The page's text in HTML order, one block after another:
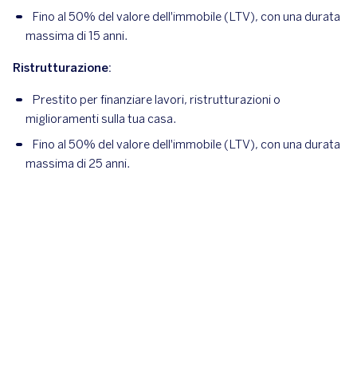
Fino al 50% del valore dell'immobile (LTV), con una durata
massima di 15 anni.
Ristrutturazione:
Prestito per finanziare lavori, ristrutturazioni o
miglioramenti sulla tua casa.
Fino al 50% del valore dell'immobile (LTV), con una durata
massima di 25 anni.